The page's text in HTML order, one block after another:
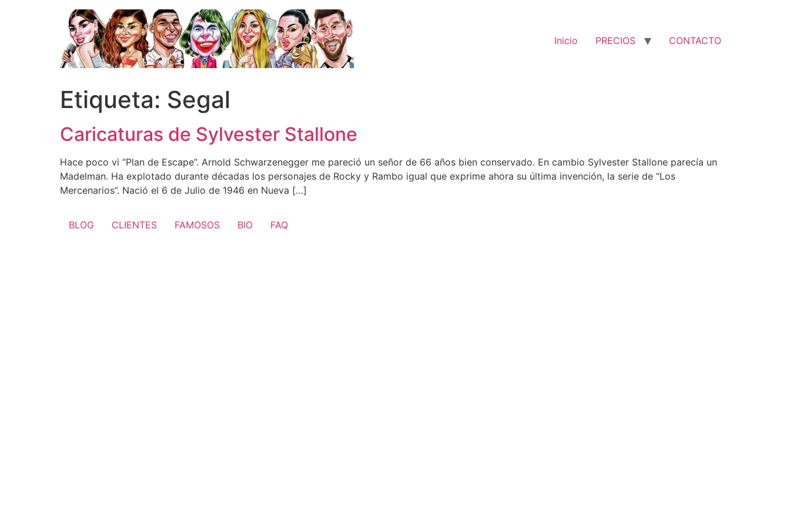
Inicio PRECIOS CONTACTO
Etiqueta: Segal
Caricaturas de Sylvester Stallone
Hace poco vi “Plan de Escape”. Arnold Schwarzenegger me pareció un señor de 66 años bien conservado. En cambio Sylvester Stallone parecía un
Madelman. Ha explotado durante décadas los personajes de Rocky y Rambo igual que exprime ahora su última invención, la serie de “Los
Mercenarios”. Nació el 6 de Julio de 1946 en Nueva […]
BLOG CLIENTES FAMOSOS BIO FAQ